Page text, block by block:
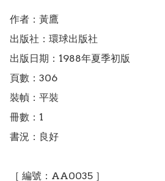
作者：黃鷹
出版社：環球出版社
出版日期：1988年夏季初版
頁數：306
裝幀：平裝
冊數：1
書況：良好
［ 編號：AA0035 ］